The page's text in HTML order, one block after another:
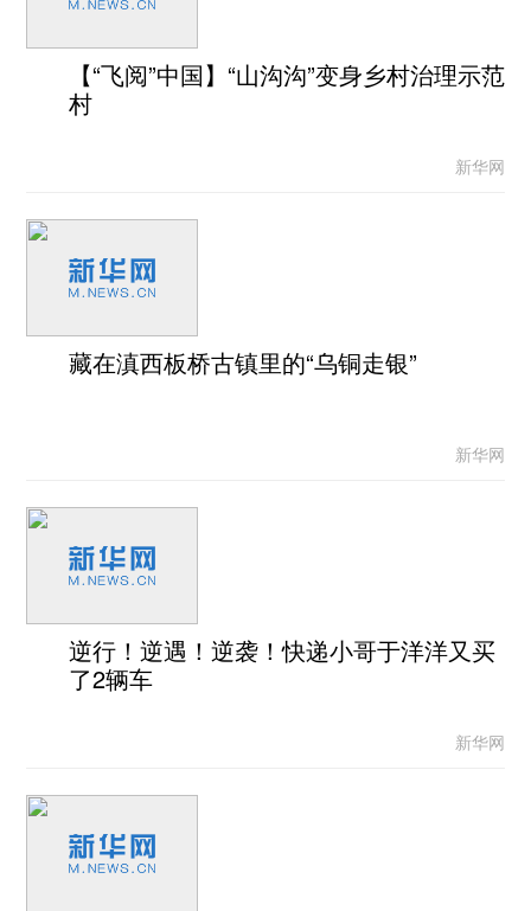
【“飞阅”中国】“山沟沟”变身乡村治理示范
村
新华网
藏在滇西板桥古镇里的“乌铜走银”
新华网
逆行！逆遇！逆袭！快递小哥于洋洋又买
了2辆车
新华网